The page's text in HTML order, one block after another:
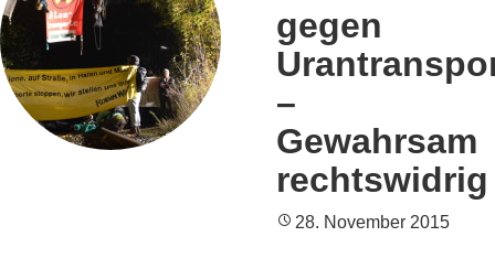
gegen
–
Gewahrsam
rechtswidrig
28. November 2015